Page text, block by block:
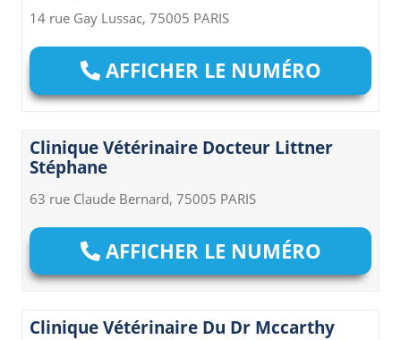
14 rue Gay Lussac, 75005 PARIS
AFFICHER LE NUMÉRO
Clinique Vétérinaire Docteur Littner
Stéphane
63 rue Claude Bernard, 75005 PARIS
AFFICHER LE NUMÉRO
Clinique Vétérinaire Du Dr Mccarthy